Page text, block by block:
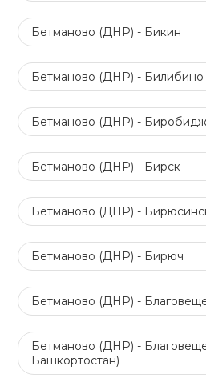
Бетманово (ДНР) - Бикин
Бетманово (ДНР) - Билибино
Бетманово (ДНР) -
Бетманово (ДНР) - Бирск
Бетманово (ДНР) -
Бетманово (ДНР) - Бирюч
Бетманово (ДНР) -
Бетманово (ДНР) -
Башкортостан)